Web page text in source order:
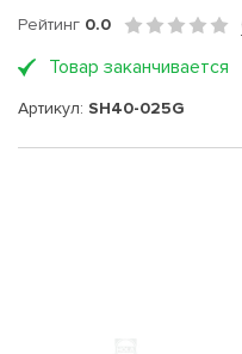
Рейтинг 0.0
Товар заканчивается
Артикул: SH40-025G